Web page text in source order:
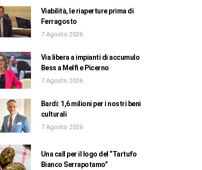
Viabilità, le riaperture prima di
Ferragosto
7 Agosto 2026
Via libera a impianti di accumulo
Bess a Melfi e Picerno
7 Agosto 2026
Bardi: 1,6 milioni per i nostri beni
culturali
7 Agosto 2026
Una call per il logo del “Tartufo
Bianco Serrapotamo”